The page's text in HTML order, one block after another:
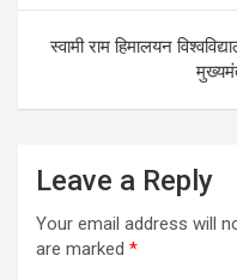
p k e
r
स्वामी राम हिमालयन
Leave a Reply
Your email address will
are marked *